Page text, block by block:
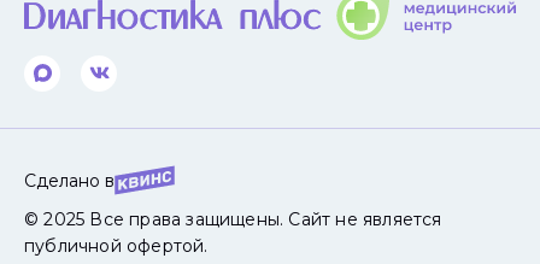
Сделано в
© 2025 Все права защищены. Сайт не является
публичной офертой.